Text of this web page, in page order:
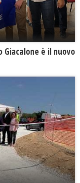
Giacalone è il nuovo